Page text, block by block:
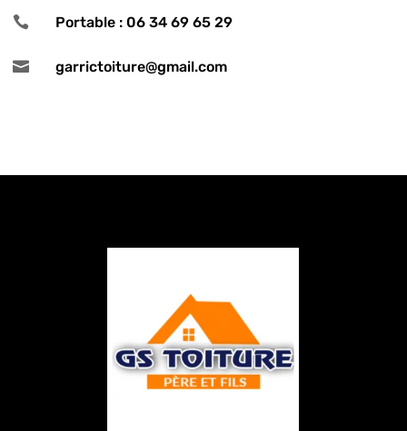
 Portable : 06 34 69 65 29
 garrictoiture@gmail.com